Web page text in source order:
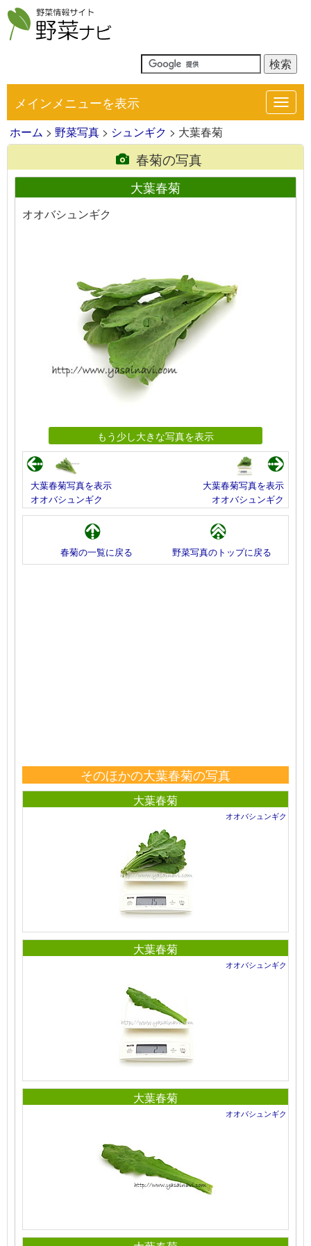
メインメニューを表示
ホーム > 野菜写真 > シュンギク > 大葉春菊
春菊の写真
大葉春菊
オオバシュンギク
もう少し大きな写真を表示
大葉春菊写真を表示
オオバシュンギク
大葉春菊写真を表示
オオバシュンギク
春菊の一覧に戻る 野菜写真のトップに戻る
そのほかの大葉春菊の写真
大葉春菊
オオバシュンギク
大葉春菊
オオバシュンギク
大葉春菊
オオバシュンギク